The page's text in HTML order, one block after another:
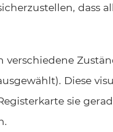
dass
Diese
sie